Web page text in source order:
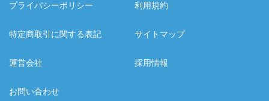
プライバシーポリシー 利用規約
特定商取引に関する表記 サイトマップ
運営会社 採用情報
お問い合わせ